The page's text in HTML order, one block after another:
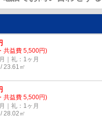
共益費 5,500円)
｜礼：1ヶ月
23.61㎡
共益費 5,500円)
｜礼：1ヶ月
28.02㎡